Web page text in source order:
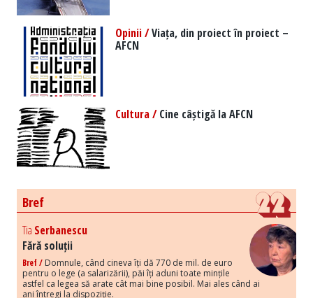
Opinii /Viața, din proiect în proiect –
AFCN
Cultura /Cine câștigă la AFCN
Bref
Tia Serbanescu
Fără soluții
Bref / Domnule, când cineva îți dă 770 de mil. de euro
pentru o lege (a salarizării), păi îți aduni toate mințile
astfel ca legea să arate cât mai bine posibil. Mai ales când ai
ani întregi la dispoziție.